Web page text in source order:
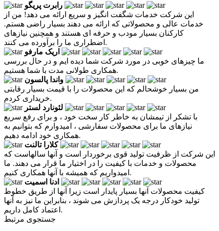
رابرت پریگو
این شرکت خدمات شگفت انگیز و سریع ارائه می دهد! من از
خدمات عالی و محصولاتی که ارائه می دهند بسیار راضی هستم.
کارکنان بسیار مودب و حرفه ای هستند و همچنین نیازهای
اضطراری ما را برآورده می کنند.
اریک مارفو
ما چیزهای خوبی در مورد شرکت شما دیده ایم و در حال بررسی
همکاری طولانی مدت با شما هستیم.
واندا پالسون
من بسیار خوشحالم که این محصولات را با قیمت بسیار رقابتی
خریداری کردم.
لئونارد لستر
با تشکر از تیمشان به خاطر کار سخت خود ، و برای رفع سریع
نیازهای ما برای محصولات سفارشی ، امیدوارم که بتوانیم به
همکاری خود ادامه دهیم.
کلارا تالنت
این شرکت از ظرفیت تولید قوی برخوردار است و آنها سالهاست که
محصولات و خدمات با کیفیت را در اختیار ما قرار می دهند. ما
امیدواریم که همیشه با آنها همکاری کنیم.
ادنا اسمیت
کیفیت محصولات آنها بسیار پایدار است زیرا آنها از طریق خطوط
تولید خودکار درجه یک پردازش می شوند ، بنابراین ما نیز به آنها
اعتماد کامل داریم.
جستجوی مرتبط